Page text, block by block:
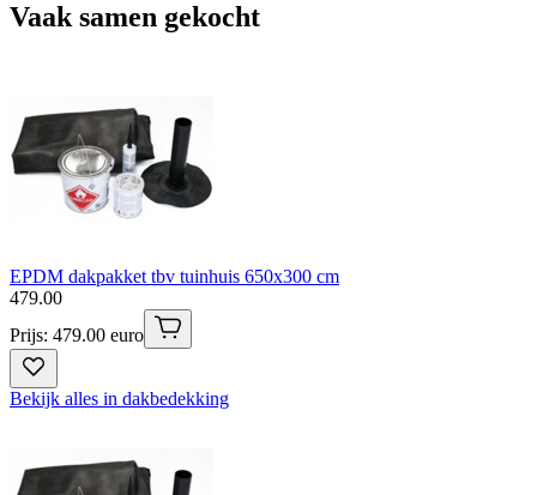
Vaak samen gekocht
EPDM dakpakket tbv tuinhuis 650x300 cm
479.00
Prijs: 479.00 euro
Bekijk alles in dakbedekking